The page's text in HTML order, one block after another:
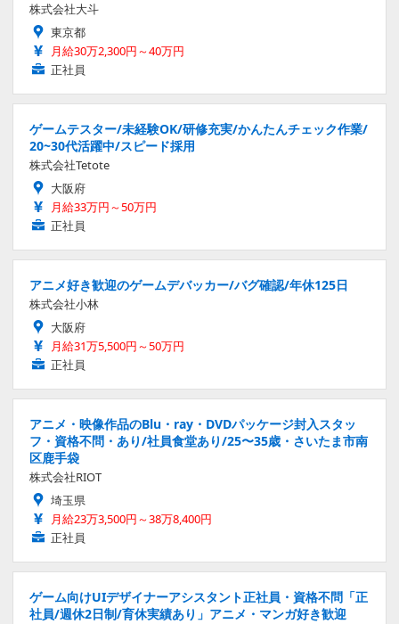
株式会社大斗
東京都
月給30万2,300円～40万円
正社員
ゲームテスター/未経験OK/研修充実/かんたんチェック作業/
20~30代活躍中/スピード採用
株式会社Tetote
大阪府
月給33万円～50万円
正社員
アニメ好き歓迎のゲームデバッカー/バグ確認/年休125日
株式会社小林
大阪府
月給31万5,500円～50万円
正社員
アニメ・映像作品のBlu・ray・DVDパッケージ封入スタッ
フ・資格不問・あり/社員食堂あり/25〜35歳・さいたま市南
区鹿手袋
株式会社RIOT
埼玉県
月給23万3,500円～38万8,400円
正社員
ゲーム向けUIデザイナーアシスタント正社員・資格不問「正
社員/週休2日制/育休実績あり」アニメ・マンガ好き歓迎